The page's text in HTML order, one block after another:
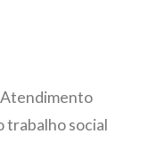
Atendimento
trabalho social